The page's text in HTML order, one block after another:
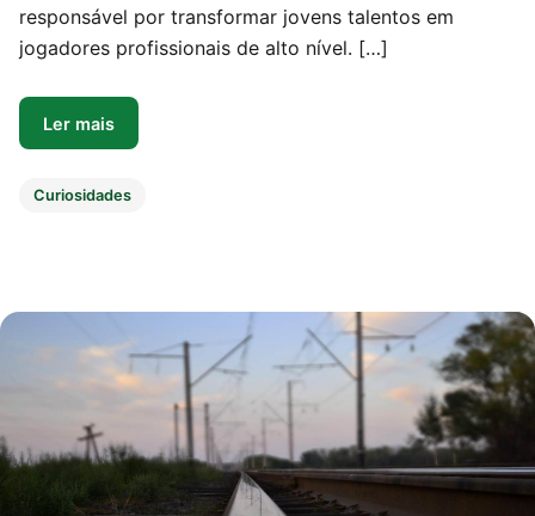
responsável por transformar jovens talentos em
jogadores profissionais de alto nível. […]
Ler mais
Curiosidades